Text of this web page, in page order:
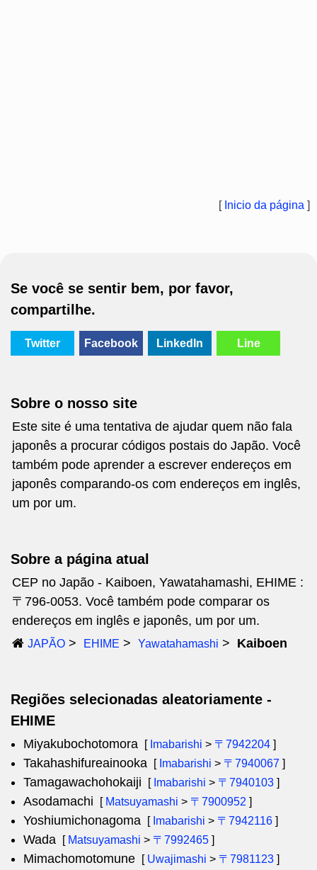
[ Inicio da página ]
Se você se sentir bem, por favor,
compartilhe.
Twitter Facebook LinkedIn Line
Sobre o nosso site
Este site é uma tentativa de ajudar quem não fala
japonês a procurar códigos postais do Japão. Você
também pode aprender a escrever endereços em
japonês comparando-os com endereços em inglês,
um por um.
Sobre a página atual
CEP no Japão - Kaiboen, Yawatahamashi, EHIME :
〒796-0053. Você também pode comparar os
endereços em inglês e japonês, um por um.
JAPÃO EHIME Yawatahamashi Kaiboen
Regiões selecionadas aleatoriamente -
EHIME
Miyakubochotomora [ Imabarishi > 〒7942204 ]
Takahashifureainooka [ Imabarishi > 〒7940067 ]
Tamagawachohokaiji [ Imabarishi > 〒7940103 ]
Asodamachi [ Matsuyamashi > 〒7900952 ]
Yoshiumichonagoma [ Imabarishi > 〒7942116 ]
Wada [ Matsuyamashi > 〒7992465 ]
Mimachomotomune [ Uwajimashi > 〒7981123 ]